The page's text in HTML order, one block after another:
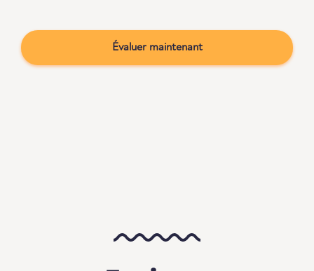
Évaluer maintenant